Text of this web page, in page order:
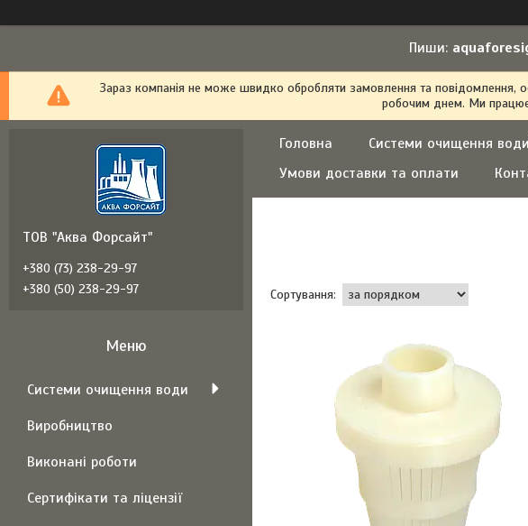
Пиши:
Зараз компанія не може швидко обробляти замовлення та повідомлення,
робочим днем. Ми
Головна Системи очищення води
Умови доставки та оплати
ТОВ "Аква Форсайт"
+380 (73) 238-29-97
+380 (50) 238-29-97
Системи очищення води
Виробництво
Виконані роботи
Сертифікати та ліцензії